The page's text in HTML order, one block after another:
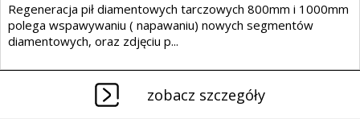
Regeneracja pił diamentowych tarczowych 800mm i 1000mm
polega wspawywaniu ( napawaniu) nowych segmentów
diamentowych, oraz zdjęciu p...
zobacz szczegóły